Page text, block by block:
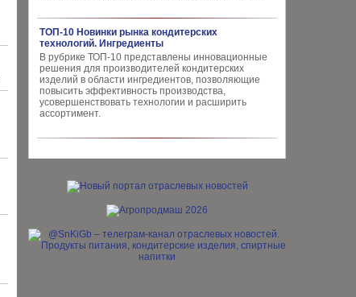
ТОП-10 Новинки рынка кондитерских
технологий. Ингредиенты
В рубрике ТОП-10 представлены инновационные
решения для производителей кондитерских
изделий в области ингредиентов, позволяющие
повысить эффективность производства,
усовершенствовать технологии и расширить
ассортимент.